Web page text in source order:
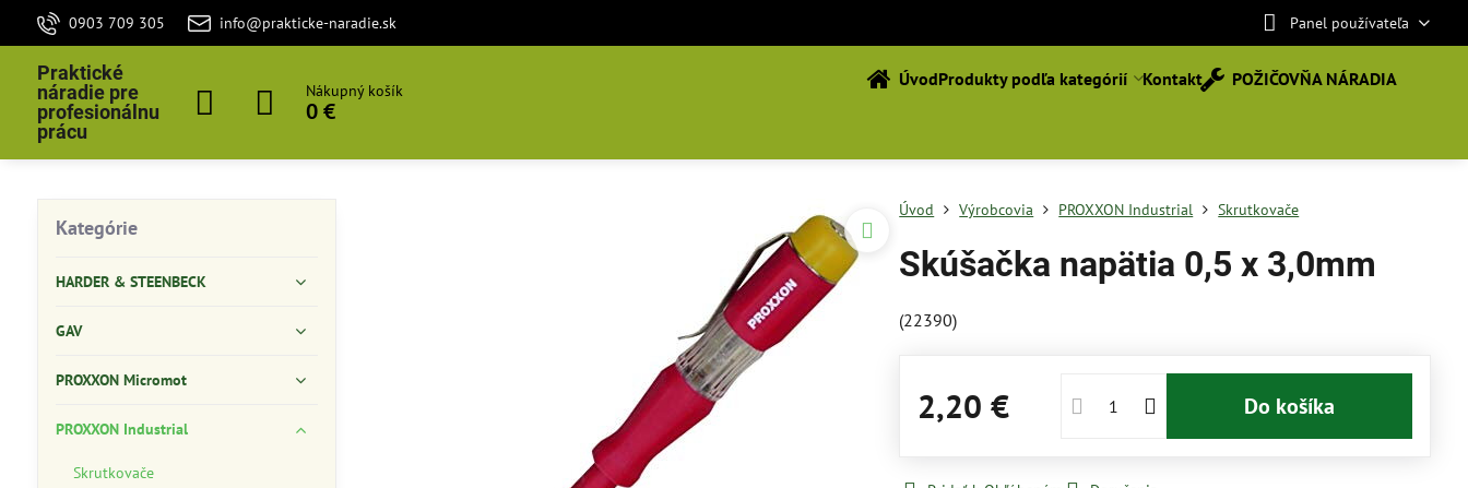
0903 709 305 info@prakticke-naradie.sk Panel používateľa
Praktické
náradie pre
profesionálnu
prácu
Nákupný košík
0 €
ÚvodProdukty podľa kategórií Kontakt POŽIČOVŇA NÁRADIA
Úvod Výrobcovia PROXXON Industrial Skrutkovače
Skúšačka napätia 0,5 x 3,0mm
(22390)
2,20 € Do košíka
Kategórie
HARDER & STEENBECK
GAV
PROXXON Micromot
PROXXON Industrial
Skrutkovače